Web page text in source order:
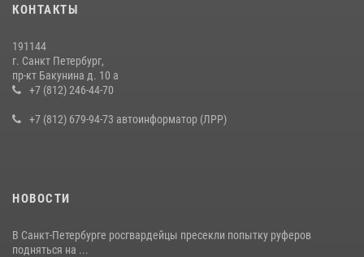
на III Международном петербургском цифровом форуме
В Ленобласти сотрудники Росгвардии провели встречу с
воспитанниками детского клуба «Умные каникулы»
КОНТАКТЫ
191144
г. Санкт Петербург,
пр-кт Бакунина д. 10 а
+7 (812) 246-44-70
+7 (812) 679-94-73 автоинформатор (ЛРР)
НОВОСТИ
В Санкт-Петербурге росгвардейцы пресекли попытку руферов
подняться на ...